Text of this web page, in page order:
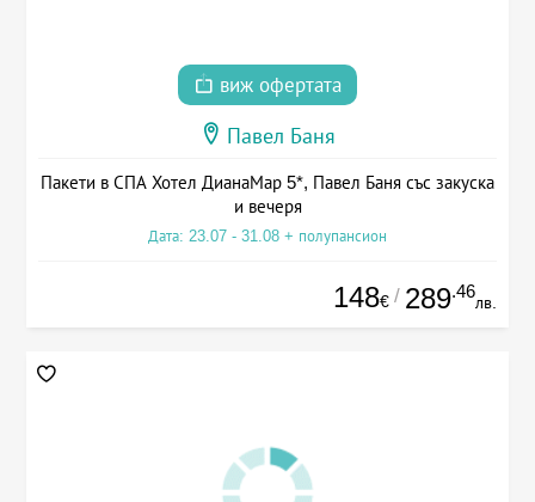
виж офертата
Павел Баня
Пакети в СПА Хотел ДианаМар 5*, Павел Баня със закуска
и вечеря
Дата: 23.07 - 31.08 + полупансион
148€ / 289.46
лв.